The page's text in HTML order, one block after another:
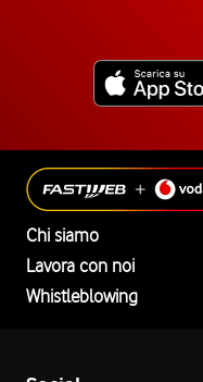
Chi siamo
Lavora con noi
Whistleblowing